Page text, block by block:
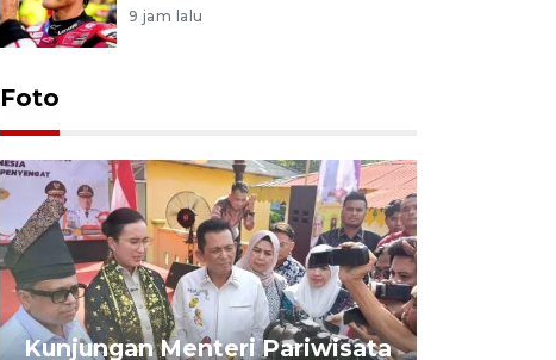
9 jam lalu
Foto
Kunjungan Menteri Pariwisata